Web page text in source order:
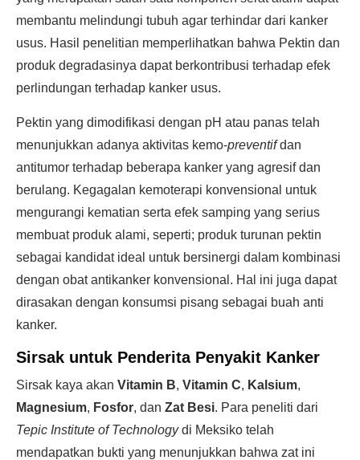
membantu melindungi tubuh agar terhindar dari kanker
usus. Hasil penelitian memperlihatkan bahwa Pektin dan
produk degradasinya dapat berkontribusi terhadap efek
perlindungan terhadap kanker usus.
Pektin yang dimodifikasi dengan pH atau panas telah
menunjukkan adanya aktivitas kemo-preventifdan
antitumor terhadap beberapa kanker yang agresif dan
berulang. Kegagalan kemoterapi konvensional untuk
mengurangi kematian serta efek samping yang serius
membuat produk alami, seperti; produk turunan pektin
sebagai kandidat ideal untuk bersinergi dalam kombinasi
dengan obat antikanker konvensional. Hal ini juga dapat
dirasakan dengan konsumsi pisang sebagai buah anti
kanker.
Sirsak untuk Penderita Penyakit Kanker
Sirsak kaya akan Vitamin B, Vitamin C, Kalsium,
Magnesium, Fosfor, dan Zat Besi. Para peneliti dari
Tepic Institute of Technologydi Meksiko telah
mendapatkan bukti yang menunjukkan bahwa zat ini